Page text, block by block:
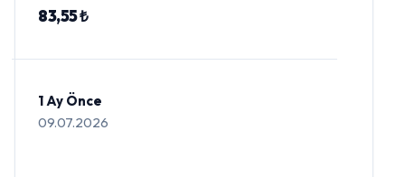
83,55 ₺
1 Ay Önce
09.07.2026